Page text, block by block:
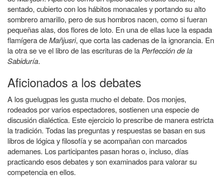
sentado, cubierto con los hábitos monacales y portando su alto
sombrero amarillo, pero de sus hombros nacen, como si fueran
pequeñas alas, dos flores de loto. En una de ellas luce la espada
flamígera deMañjusri, que corta las cadenas de la ignorancia. En
la otra se ve el libro de las escrituras de laPerfección de la
Sabiduría.
Aficionados a los debates
A los guelugpas les gusta mucho el debate. Dos monjes,
rodeados por varios espectadores, sostienen una especie de
discusión dialéctica. Este ejercicio lo prescribe de manera estricta
la tradición. Todas las preguntas y respuestas se basan en sus
libros de lógica y filosofía y se acompañan con marcados
ademanes. Los participantes pasan horas o, incluso, días
practicando esos debates y son examinados para valorar su
competencia en ellos.